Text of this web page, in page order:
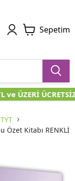
Sepetim
ve ÜZERİ ÜCRETSİZ
TYT
Özet Kitabı RENKLİ